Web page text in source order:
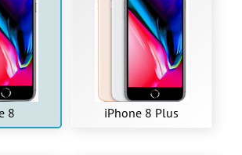
8 iPhone 8 Plus